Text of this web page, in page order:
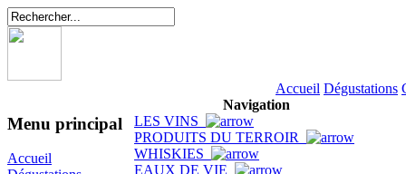
Accueil Dégustations
Menu principal
Accueil
Navigation
LES VINS
PRODUITS DU TERROIR
WHISKIES
EAUX DE VIE